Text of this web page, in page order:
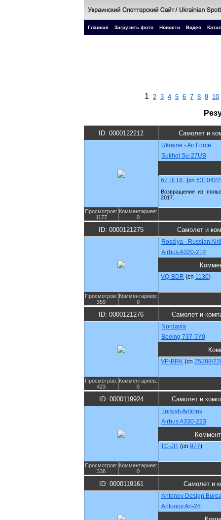
Главная Загрузить фото Новости Видео
1 2 3 4 5 6 7 8 9 10
ID: 0000122212 Самолет и
Ukraine - Air Force
Sukhoi Su-27UB
67 BLUE (cn
Возвращение из
2017.
Просмотров:
1177
Комментариев:
0
ID: 0000121275 Самолет и
Rossiya - Russian
Airbus A320-214
VQ-BDR (cn 1130)
Просмотров:
359
Комментариев:
0
ID: 0000121276 Самолет и
Nordavia
Boeing 737-5Y0
VP-BRK (cn 25288/
Просмотров:
423
Комментариев:
0
ID: 0000119924 Самолет и
Turkish Airlines
Airbus A330-223
TC-JIT (cn 977)
Просмотров:
338
Комментариев:
0
ID: 0000119161 Самолет и
Antonov Design
Antonov An-28